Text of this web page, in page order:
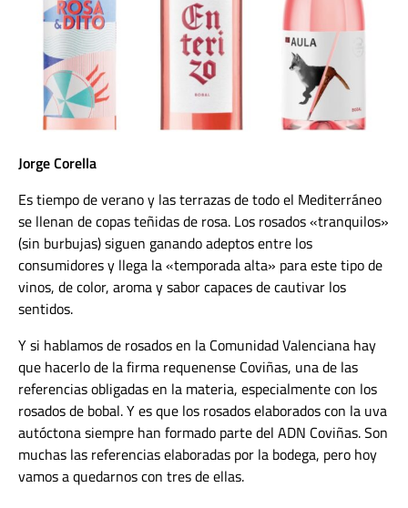
Jorge Corella
Es tiempo de verano y las terrazas de todo el Mediterráneo
se llenan de copas teñidas de rosa. Los rosados «tranquilos»
(sin burbujas) siguen ganando adeptos entre los
consumidores y llega la «temporada alta» para este tipo de
vinos, de color, aroma y sabor capaces de cautivar los
sentidos.
Y si hablamos de rosados en la Comunidad Valenciana hay
que hacerlo de la firma requenense Coviñas, una de las
referencias obligadas en la materia, especialmente con los
rosados de bobal. Y es que los rosados elaborados con la uva
autóctona siempre han formado parte del ADN Coviñas. Son
muchas las referencias elaboradas por la bodega, pero hoy
vamos a quedarnos con tres de ellas.